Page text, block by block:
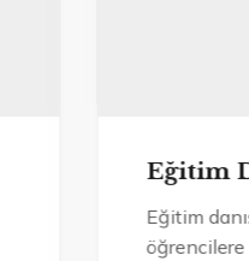
bir danışmanlık